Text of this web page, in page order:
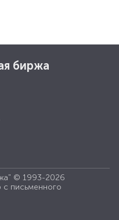
биржа
© 1993-2026
с письменного